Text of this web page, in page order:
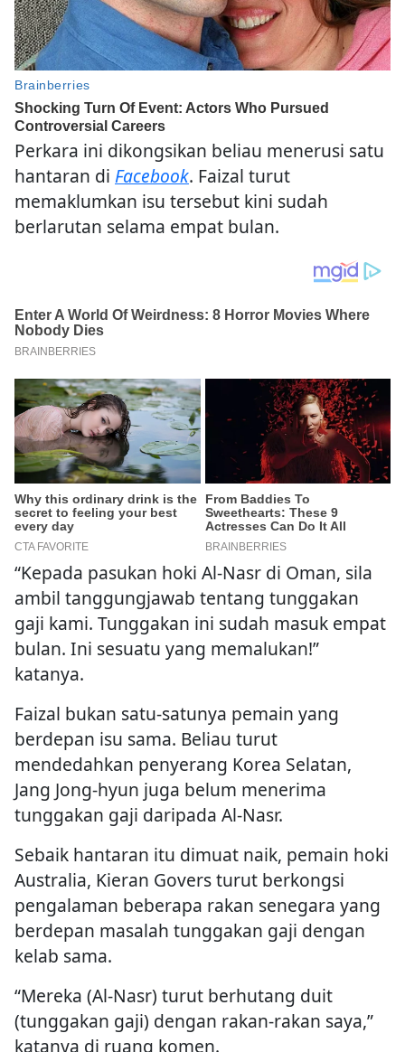
Perkara ini dikongsikan beliau menerusi satu
hantaran di Facebook. Faizal turut
memaklumkan isu tersebut kini sudah
berlarutan selama empat bulan.
“Kepada pasukan hoki Al-Nasr di Oman, sila
ambil tanggungjawab tentang tunggakan
gaji kami. Tunggakan ini sudah masuk empat
bulan. Ini sesuatu yang memalukan!”
katanya.
Faizal bukan satu-satunya pemain yang
berdepan isu sama. Beliau turut
mendedahkan penyerang Korea Selatan,
Jang Jong-hyun juga belum menerima
tunggakan gaji daripada Al-Nasr.
Sebaik hantaran itu dimuat naik, pemain hoki
Australia, Kieran Govers turut berkongsi
pengalaman beberapa rakan senegara yang
berdepan masalah tunggakan gaji dengan
kelab sama.
“Mereka (Al-Nasr) turut berhutang duit
(tunggakan gaji) dengan rakan-rakan saya,”
katanya di ruang komen.